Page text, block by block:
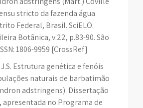
stricto da fazenda água
Federal, Brasil. SciELO.
Botânica, v.22, p.83-90. São
1806-9959 [CrossRef]
J.S. Estrutura genética e fenóis
naturais de barbatimão
adstringens). Dissertação
apresentada no Programa de